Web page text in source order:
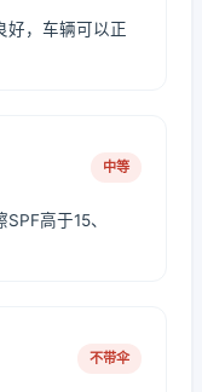
好，车辆可以正
中等
高于15、
不带伞